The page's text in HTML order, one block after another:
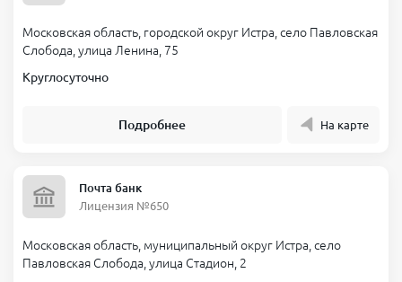
Московская область, городской округ Истра, село Павловская
Слобода, улица Ленина, 75
Круглосуточно
Подробнее На карте
Почта банк
Лицензия №650
Московская область, муниципальный округ Истра, село
Павловская Слобода, улица Стадион, 2